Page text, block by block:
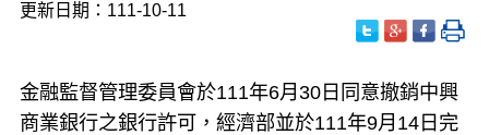
更新日期：111-10-11
金融監督管理委員會於111年6月30日同意撤銷中興
商業銀行之銀行許可，經濟部並於111年9月 14日完